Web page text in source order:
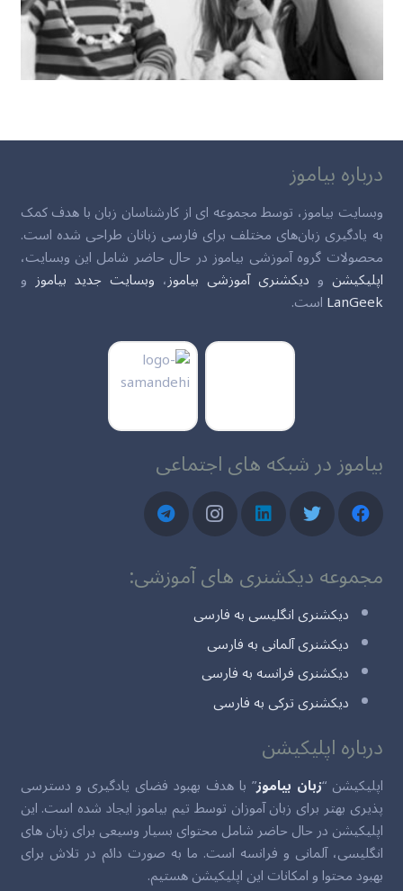
درباره بیاموز
وبسایت بیاموز، توسط مجموعه ای از کارشناسان زبان با هدف کمک
به یادگیری زبان‌های مختلف برای فارسی زبانان طراحی شده است.
محصولات گروه آموزشی بیاموز در حال حاضر شامل این وبسایت،
اپلیکیشن و دیکشنری آموزشی بیاموز، وبسایت جدید بیاموز و
LanGeekاست.
بیاموز در شبکه های اجتماعی
مجموعه دیکشنری های آموزشی:
دیکشنری انگلیسی به فارسی
دیکشنری آلمانی به فارسی
دیکشنری فرانسه به فارسی
دیکشنری ترکی به فارسی
درباره اپلیکیشن
اپلیکیشن “زبان بیاموز” با هدف بهبود فضای یادگیری و دسترسی
پذیری بهتر برای زبان آموزان توسط تیم بیاموز ایجاد شده است. این
اپلیکیشن در حال حاضر شامل محتوای بسیار وسیعی برای زبان های
انگلیسی، آلمانی و فرانسه است. ما به صورت دائم در تلاش برای
بهبود محتوا و امکانات این اپلیکیشن هستیم.